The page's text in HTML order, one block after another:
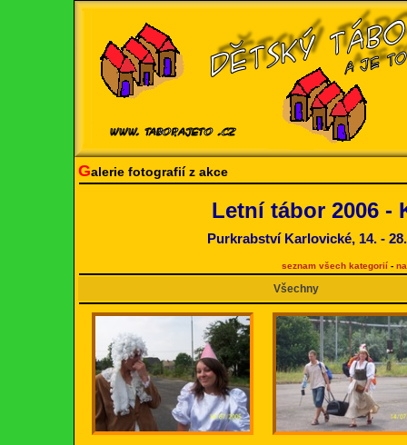
Galerie fotografií z akce
Letní tábor 2006 -
Purkrabství Karlovické, 14. -
seznam všech kategorií-
Všechny